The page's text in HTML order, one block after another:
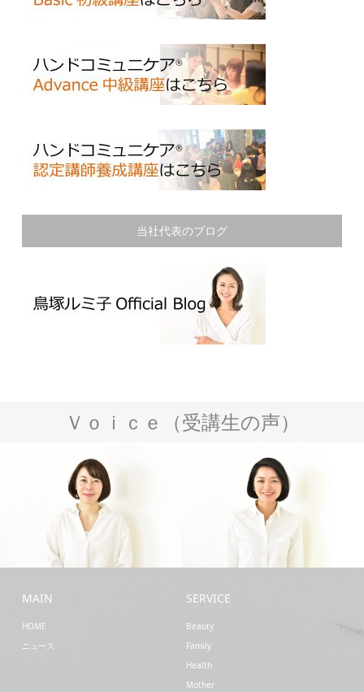
当社代表のブログ
Ｖｏｉｃｅ（受講生の声）
Business
MAIN
HOME
ニュース
SERVICE
Beauty
Family
Health
Mother